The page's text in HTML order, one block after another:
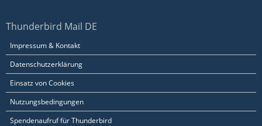
Thunderbird Mail DE
Impressum & Kontakt
Datenschutzerklärung
Einsatz von Cookies
Nutzungsbedingungen
Spendenaufruf für Thunderbird